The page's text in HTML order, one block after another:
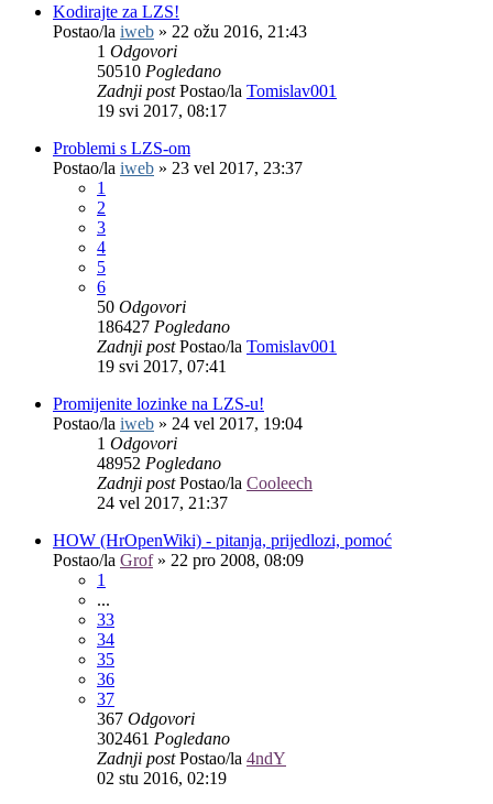
Kodirajte za LZS!
Postao/la iweb » 22 ožu 2016, 21:43
1 Odgovori
50510 Pogledano
Zadnji postPostao/la Tomislav001
19 svi 2017, 08:17
Problemi s LZS-om
Postao/la iweb » 23 vel 2017, 23:37
1
2
3
4
5
6
50 Odgovori
186427 Pogledano
Zadnji postPostao/la Tomislav001
19 svi 2017, 07:41
Promijenite lozinke na LZS-u!
Postao/la iweb » 24 vel 2017, 19:04
1 Odgovori
48952 Pogledano
Zadnji postPostao/la Cooleech
24 vel 2017, 21:37
HOW (HrOpenWiki) - pitanja, prijedlozi, pomoć
Postao/la Grof» 22 pro 2008, 08:09
1
...
33
34
35
36
37
367 Odgovori
302461 Pogledano
Zadnji postPostao/la 4ndY
02 stu 2016, 02:19